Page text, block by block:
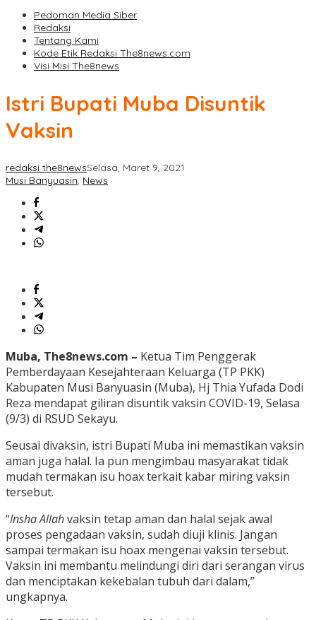
Pedoman Media Siber
Redaksi
Tentang Kami
Kode Etik Redaksi The8news.com
Visi Misi The8news
Istri Bupati Muba Disuntik
Vaksin
redaksi the8newsSelasa, Maret 9, 2021
Musi Banyuasin, News
Muba, The8news.com – Ketua Tim Penggerak
Pemberdayaan Kesejahteraan Keluarga (TP PKK)
Kabupaten Musi Banyuasin (Muba), Hj Thia Yufada Dodi
Reza mendapat giliran disuntik vaksin COVID-19, Selasa
(9/3) di RSUD Sekayu.
Seusai divaksin, istri Bupati Muba ini memastikan vaksin
aman juga halal. Ia pun mengimbau masyarakat tidak
mudah termakan isu hoax terkait kabar miring vaksin
tersebut.
“Insha Allahvaksin tetap aman dan halal sejak awal
proses pengadaan vaksin, sudah diuji klinis. Jangan
sampai termakan isu hoax mengenai vaksin tersebut.
Vaksin ini membantu melindungi diri dari serangan virus
dan menciptakan kekebalan tubuh dari dalam,”
ungkapnya.